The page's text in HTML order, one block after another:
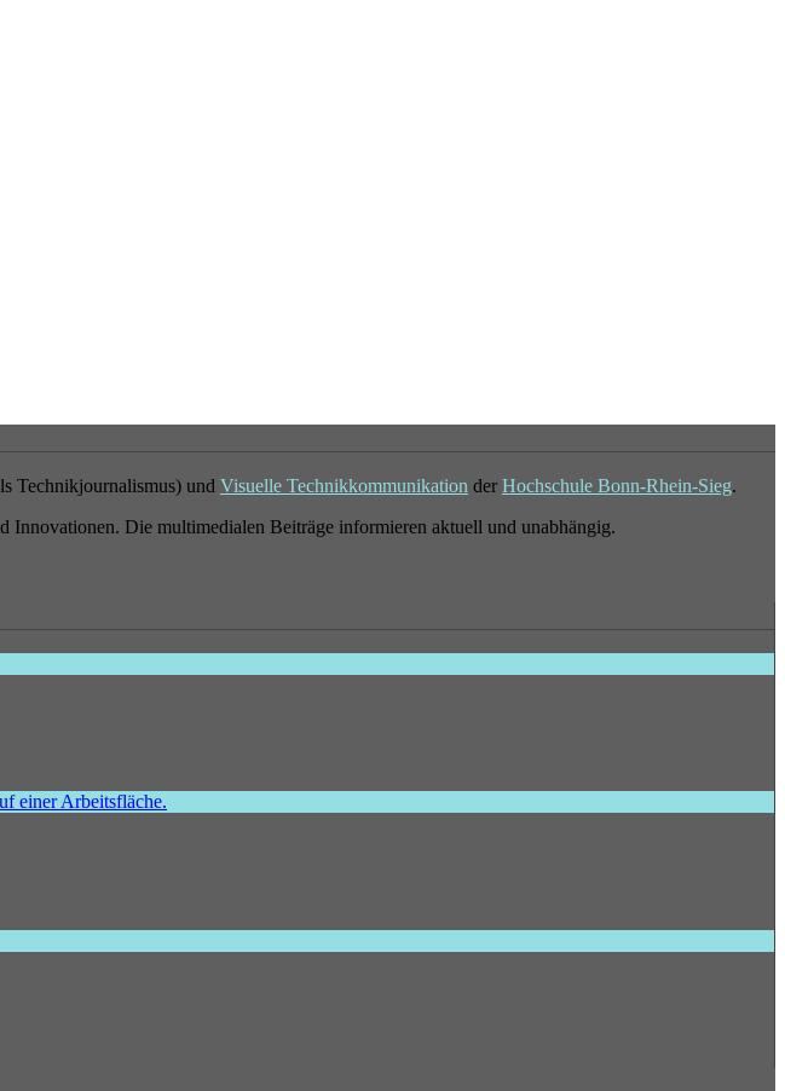
Technikjournalismus) und Visuelle Technikkommunikation der Hochschule Bonn-Rhein-Sieg.
Innovationen. Die multimedialen Beiträge informieren aktuell und unabhängig.